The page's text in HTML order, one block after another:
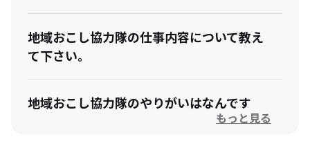
地域おこし協力隊の仕事内容について教え
て下さい。
地域おこし協力隊のやりがいはなんです
もっと見る